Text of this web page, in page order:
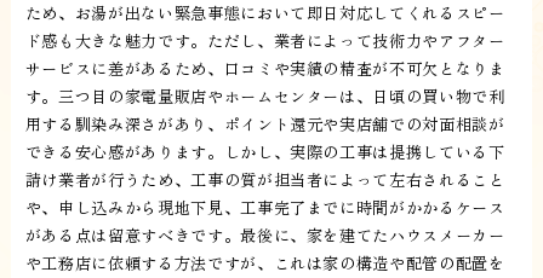
ため、お湯が出ない緊急事態において即日対応してくれるスピー
ド感も大きな魅力です。ただし、業者によって技術力やアフター
サービスに差があるため、口コミや実績の精査が不可欠となりま
す。三つ目の家電量販店やホームセンターは、日頃の買い物で利
用する馴染み深さがあり、ポイント還元や実店舗での対面相談が
できる安心感があります。しかし、実際の工事は提携している下
請け業者が行うため、工事の質が担当者によって左右されること
や、申し込みから現地下見、工事完了までに時間がかかるケース
がある点は留意すべきです。最後に、家を建てたハウスメーカー
や工務店に依頼する方法ですが、これは家の構造や配管の配置を